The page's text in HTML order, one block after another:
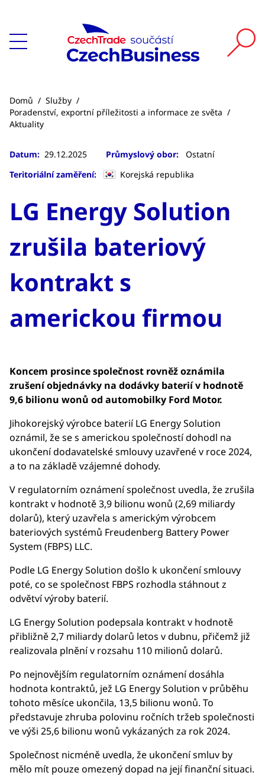
Domů / Služby /
Poradenství, exportní příležitosti a informace ze světa /
Aktuality
Datum: 29.12.2025 Průmyslový obor:
Ostatní
Teritoriální zaměření:
Korejská republika
LG Energy Solution
zrušila bateriový
kontrakt s
americkou firmou
Koncem prosince společnost rovněž oznámila
zrušení objednávky na dodávky baterií v hodnotě
9,6 bilionu wonů od automobilky Ford Motor.
Jihokorejský výrobce baterií LG Energy Solution
oznámil, že se s americkou společností dohodl na
ukončení dodavatelské smlouvy uzavřené v roce 2024,
a to na základě vzájemné dohody.
V regulatorním oznámení společnost uvedla, že zrušila
kontrakt v hodnotě 3,9 bilionu wonů (2,69 miliardy
dolarů), který uzavřela s americkým výrobcem
bateriových systémů Freudenberg Battery Power
System (FBPS) LLC.
Podle LG Energy Solution došlo k ukončení smlouvy
poté, co se společnost FBPS rozhodla stáhnout z
odvětví výroby baterií.
LG Energy Solution podepsala kontrakt v hodnotě
přibližně 2,7 miliardy dolarů letos v dubnu, přičemž již
realizovala plnění v rozsahu 110 milionů dolarů.
Po nejnovějším regulatorním oznámení dosáhla
hodnota kontraktů, jež LG Energy Solution v průběhu
tohoto měsíce ukončila, 13,5 bilionu wonů. To
představuje zhruba polovinu ročních tržeb společnosti
ve výši 25,6 bilionu wonů vykázaných za rok 2024.
Společnost nicméně uvedla, že ukončení smluv by
mělo mít pouze omezený dopad na její finanční situaci.